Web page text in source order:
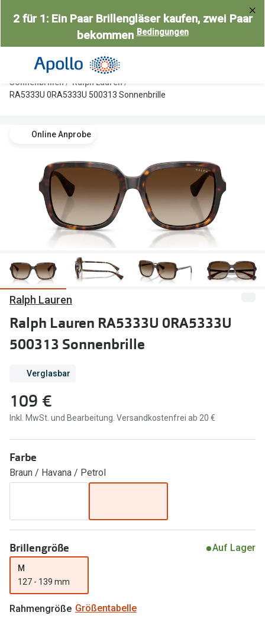
zum2 für 1: Ein Paar Brillengläser kaufen, zwei Paar
bekommen Bedingungen
Alle Brillen
Damen
Herren
Gleitsicht
AI Glasses
Selbsttönende Brillen
Lesebrillen
Weitere Kategorien
Brillen Sale
Marken
Ray-Ban
DbyD
Prada
Seen
Miu Miu
alle Marken
Ratgeber
Gleitsicht Ratgeber
Alle Brillen Ratgeber
Angebote
Brillen 2 für 1
20% auf selbsttönende Gläser
Back to School: 50% auf die zweite Kinderbrille
Weitere
Ray-Ban
Oakley
Sonnenbrillen
Ralph Lauren
RA5333U 0RA5333U 500313 Sonnenbrille
Online Anprobe
Ralph Lauren
Ralph Lauren RA5333U 0RA5333U
500313 Sonnenbrille
Verglasbar
109 €
Inkl. MwSt. und Bearbeitung. Versandkostenfrei ab 20 €
Farbe
Braun / Havana / Petrol
Brillengröße Auf Lager
M
127 - 139 mm
Rahmengröße Größentabelle